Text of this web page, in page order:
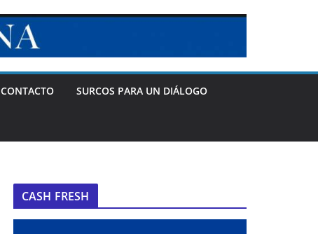
CONTACTO SURCOS PARA UN DIÁLOGO
CASH FRESH